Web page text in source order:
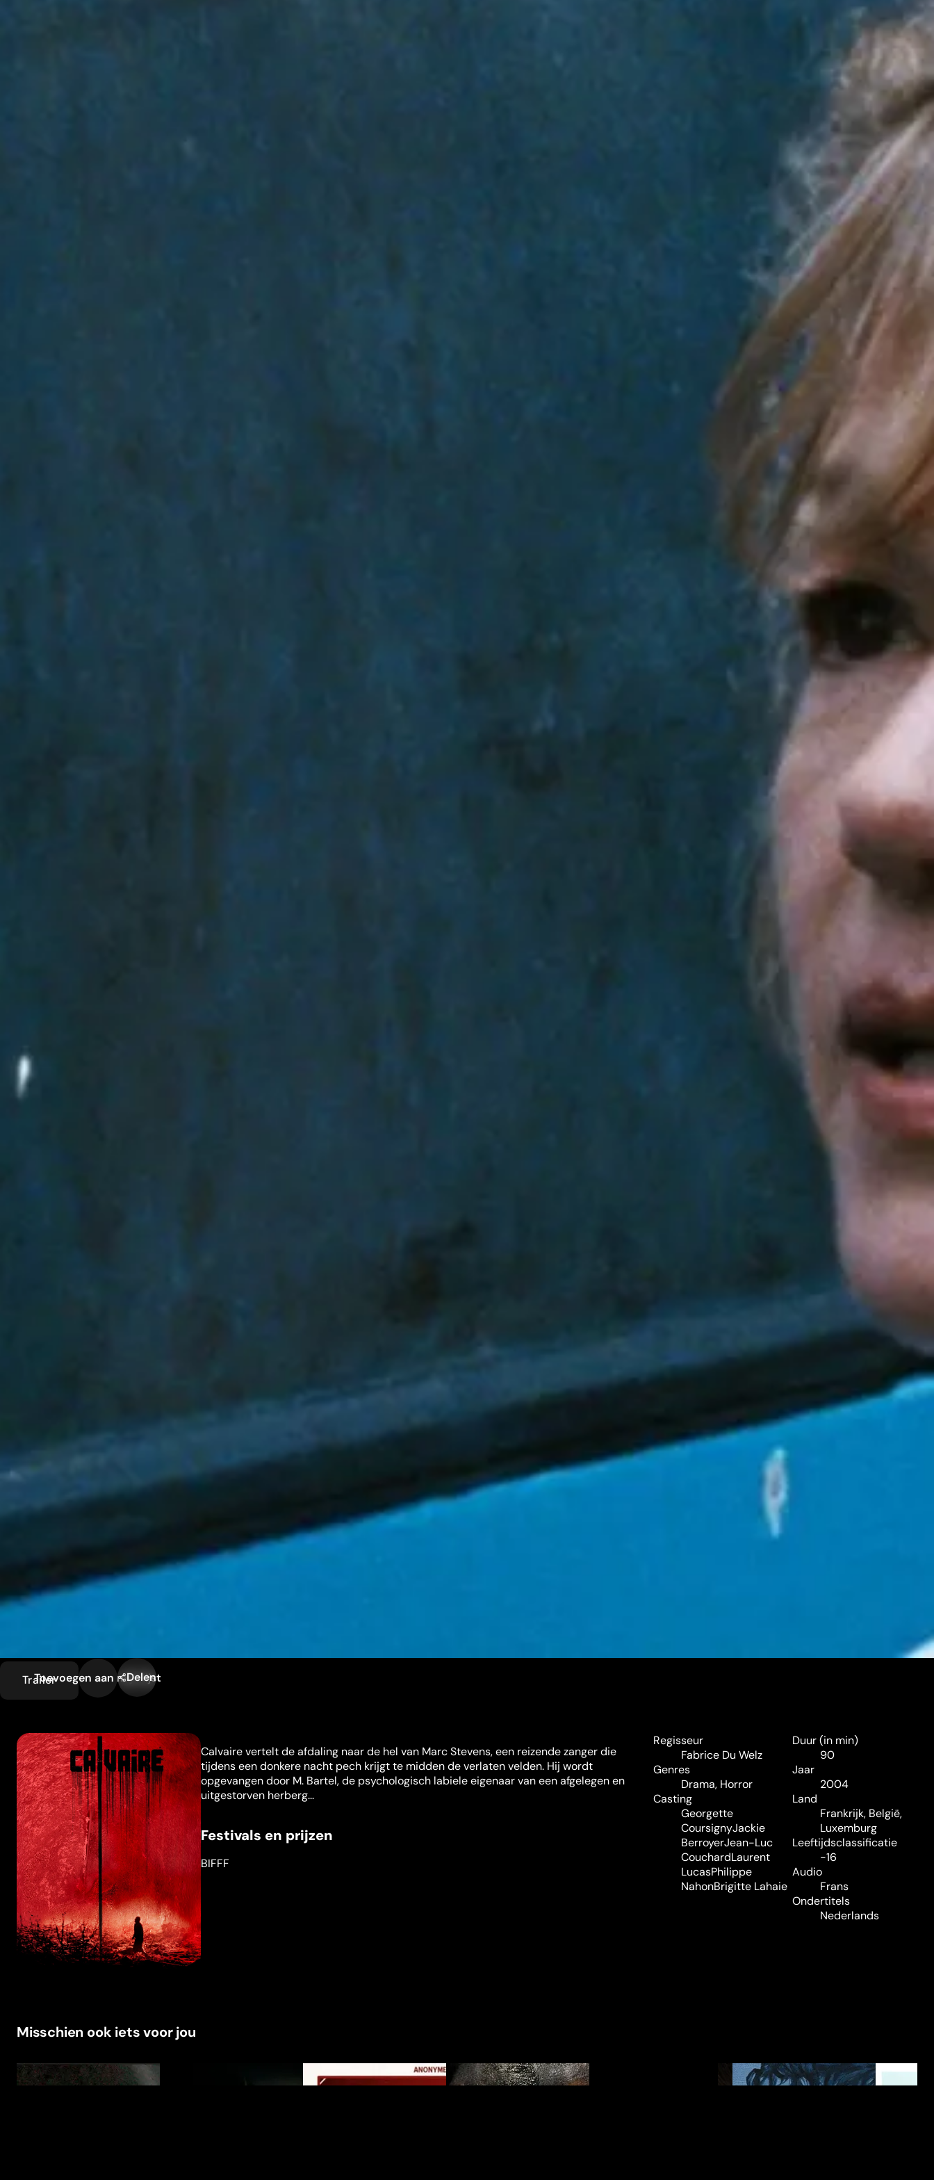
Trailer
Toevoegen aan mijn lijst
Delen
Calvaire vertelt de afdaling naar de hel van Marc Stevens, een reizende zanger die
tijdens een donkere nacht pech krijgt te midden de verlaten velden. Hij wordt
opgevangen door M. Bartel, de psychologisch labiele eigenaar van een afgelegen en
uitgestorven herberg...
Festivals en prijzen
BIFFF
Regisseur
Fabrice Du Welz
Genres
Drama, Horror
Casting
Georgette
CoursignyJackie
BerroyerJean-Luc
CouchardLaurent
LucasPhilippe
NahonBrigitte Lahaie
Duur (in min)
90
Jaar
2004
Land
Frankrijk, België,
Luxemburg
Leeftijdsclassificatie
-16
Audio
Frans
Ondertitels
Nederlands
Misschien ook iets voor jou